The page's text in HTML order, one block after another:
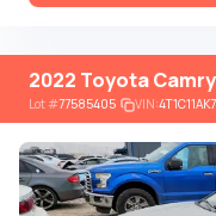
2022 Toyota
Lot#77585405 VIN: